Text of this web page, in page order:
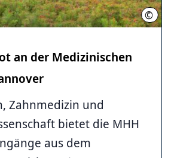
©
an der Medizinischen
Zahnmedizin und
bietet die MHH
aus dem